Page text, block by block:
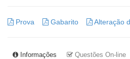
Prova Gabarito Alteração
Informações Questões On-line